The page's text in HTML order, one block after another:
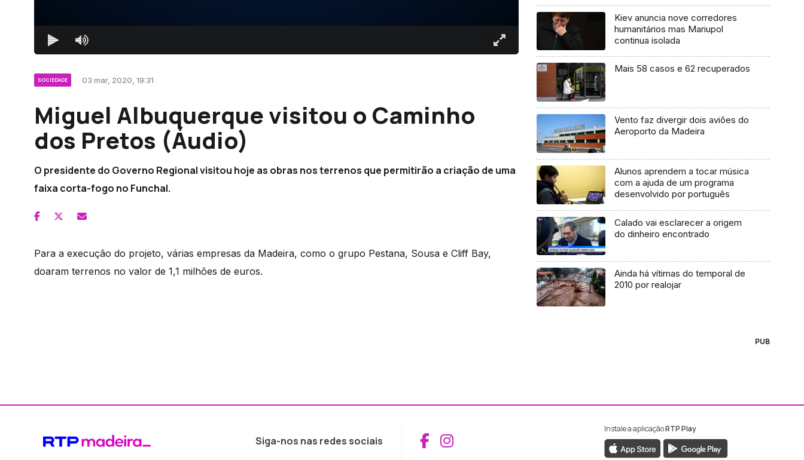
SOCIEDADE 03 mar, 2020, 19:31
Miguel Albuquerque visitou o Caminho
dos Pretos (Áudio)
O presidente do Governo Regional visitou hoje as obras nos terrenos que permitirão a criação de uma
faixa corta-fogo no Funchal.
Para a execução do projeto, várias empresas da Madeira, como o grupo Pestana, Sousa e Cliff Bay,
doaram terrenos no valor de 1,1 milhões de euros.
Kiev anuncia nove corredores
humanitários mas Mariupol
continua isolada
Mais 58 casos e 62 recuperados
Vento faz divergir dois aviões do
Aeroporto da Madeira
Alunos aprendem a tocar música
com a ajuda de um programa
desenvolvido por português
Calado vai esclarecer a origem
do dinheiro encontrado
Ainda há vítimas do temporal de
2010 por realojar
PUB
Siga-nos nas redes sociais Aceder ao Facebook da RTP Madeira
Aceder ao Instagram da RTP Madeira
Instale a aplicaçãoRTP Play